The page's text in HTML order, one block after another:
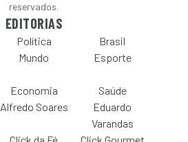
reservados.
EDITORIAS
Política
Brasil
Mundo Esporte
Economia
Saúde
Alfredo Soares
Eduardo
Varandas